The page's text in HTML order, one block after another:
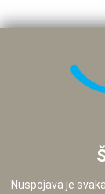
Nuspojava je